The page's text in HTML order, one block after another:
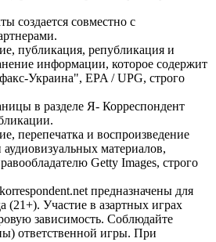
создается совместно с
публикация, републикация и
информации, которое содержит
Украина", EPA / UPG, строго
в разделе Я- Корреспондент
перепечатка и воспроизведение
материалов,
Getty Images, строго
предназначены для
(21+). Участие в азартных играх
зависимость. Соблюдайте
ответственной игры. При